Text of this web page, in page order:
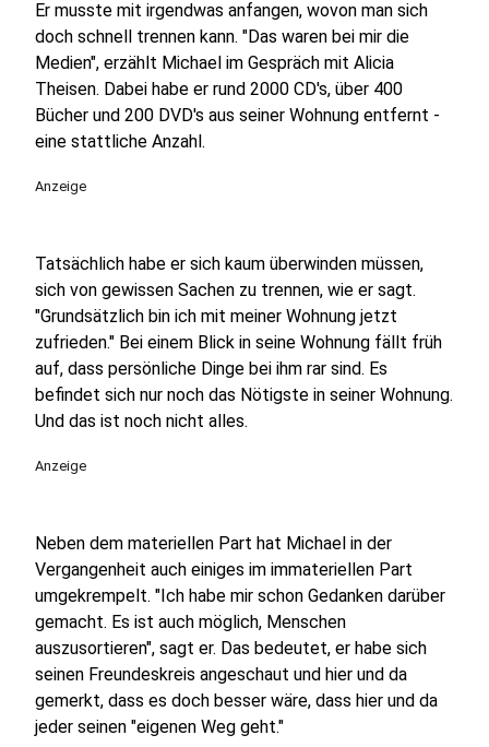
Er musste mit irgendwas anfangen, wovon man sich
doch schnell trennen kann. "Das waren bei mir die
Medien", erzählt Michael im Gespräch mit Alicia
Theisen. Dabei habe er rund 2000 CD's, über 400
Bücher und 200 DVD's aus seiner Wohnung entfernt -
eine stattliche Anzahl.
Anzeige
Tatsächlich habe er sich kaum überwinden müssen,
sich von gewissen Sachen zu trennen, wie er sagt.
"Grundsätzlich bin ich mit meiner Wohnung jetzt
zufrieden." Bei einem Blick in seine Wohnung fällt früh
auf, dass persönliche Dinge bei ihm rar sind. Es
befindet sich nur noch das Nötigste in seiner Wohnung.
Und das ist noch nicht alles.
Anzeige
Neben dem materiellen Part hat Michael in der
Vergangenheit auch einiges im immateriellen Part
umgekrempelt. "Ich habe mir schon Gedanken darüber
gemacht. Es ist auch möglich, Menschen
auszusortieren", sagt er. Das bedeutet, er habe sich
seinen Freundeskreis angeschaut und hier und da
gemerkt, dass es doch besser wäre, dass hier und da
jeder seinen "eigenen Weg geht."